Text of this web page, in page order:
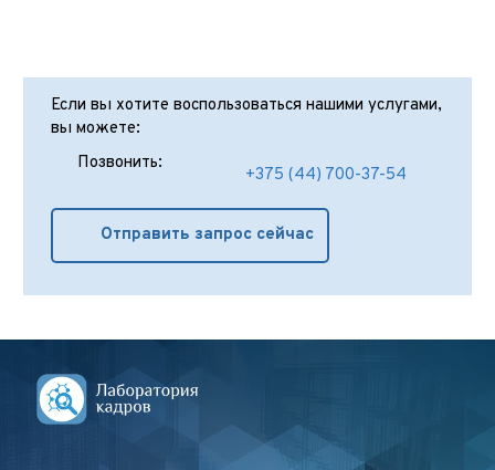
Если вы хотите воспользоваться нашими услугами,
вы можете:
Позвонить:
+375 (44) 700-37-54
Отправить запрос сейчас